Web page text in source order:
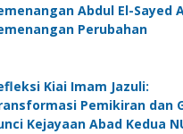
Abdul El-Sayed
Perubahan
Kiai Imam Jazuli:
Pemikiran dan
Kejayaan Abad Kedua